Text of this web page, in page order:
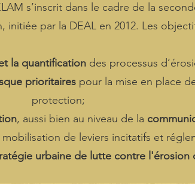
s’inscrit dans le cadre de la
initiée par la DEAL en 2012. Les
la quantification des processus
prioritairespour la mise en place
protection;
, aussi bien au niveau de la
mobilisation de leviers incitatifs et
urbaine de lutte contre l'érosion